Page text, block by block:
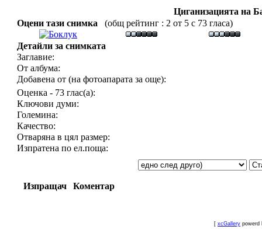
Циганизацията на
Оцени тази снимка
(общ рейтинг : 2 от 5 с 73 гласа)
Детайли за снимката
Заглавие:
От албума:
Добавена от (на фотоапарата за още):
Оценка - 73 глас(а):
Ключови думи:
Големина:
Качество:
Отваряна в цял размер:
Изпратена по ел.поща:
Изпращач Коментар
[ xcGallery